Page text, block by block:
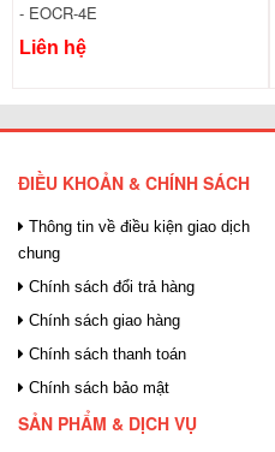
- EOCR-4E
Liên hệ
ĐIỀU KHOẢN & CHÍNH SÁCH
Thông tin về điều kiện giao dịch
chung
Chính sách đổi trả hàng
Chính sách giao hàng
Chính sách thanh toán
Chính sách bảo mật
SẢN PHẨM & DỊCH VỤ